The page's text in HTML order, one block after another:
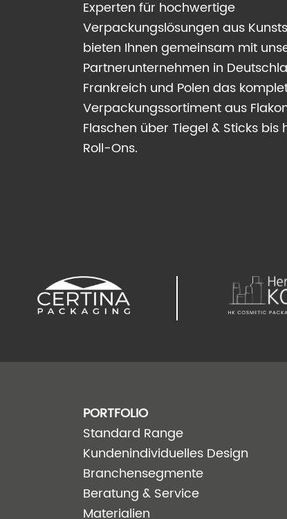
Experten für hochwertige
Verpackungslösungen aus
bieten Ihnen gemeinsam mit
Partner­unter­nehmen in
Frankreich und Polen das
Verpackungs­sortiment aus
Flaschen über Tiegel & Sticks bis
Roll-Ons.
PORTFOLIO
Standard Range
Kundenindividuelles Design
Branchensegmente
Beratung & Service
Materialien